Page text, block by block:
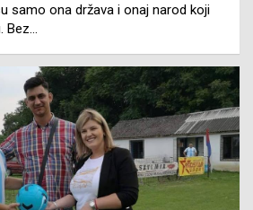
samo ona država i onaj narod koji
Bez…